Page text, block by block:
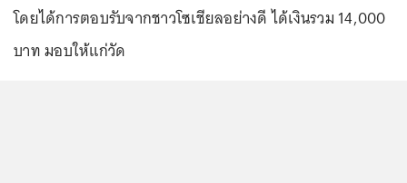
โดยได้การตอบรับจากชาวโซเชียลอย่างดี ได้เงินรวม 14,000
บาท มอบให้แก่วัด